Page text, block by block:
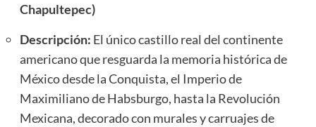
Chapultepec)
Descripción: El único castillo real del continente
americano que resguarda la memoria histórica de
México desde la Conquista, el Imperio de
Maximiliano de Habsburgo, hasta la Revolución
Mexicana, decorado con murales y carruajes de